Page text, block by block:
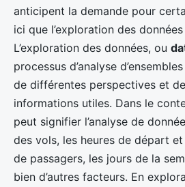
anticipent la demande pour
ici que l’exploration des
L’exploration des données, ou
processus d’analyse
de différentes perspectives et
informations utiles. Dans le
peut signifier l’analyse de
des vols, les heures de départ et
de passagers, les jours de la
bien d’autres facteurs. En